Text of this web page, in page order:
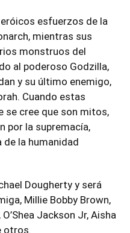
esfuerzos de la
mientras sus
monstruos del
al poderoso Godzilla,
y su último enemigo,
Cuando estas
se cree que son mitos,
por la supremacía,
la humanidad
Dougherty y será
Millie Bobby Brown,
Jackson Jr, Aisha
otros.